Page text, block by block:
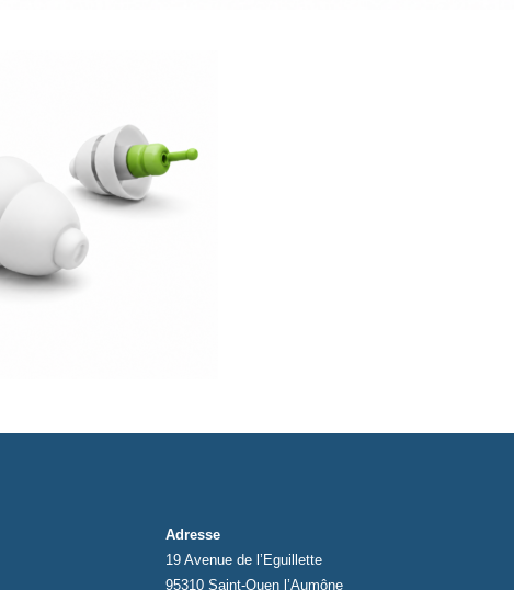
Adresse
19 Avenue de l’Eguillette
95310 Saint-Ouen l’Aumône